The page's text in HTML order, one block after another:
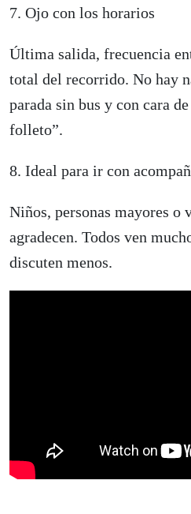
7. Ojo con los horarios
Última salida, frecuencia
total del recorrido. No hay
parada sin bus y con cara
folleto”.
8. Ideal para ir con
Niños, personas mayores
agradecen. Todos ven
discuten menos.